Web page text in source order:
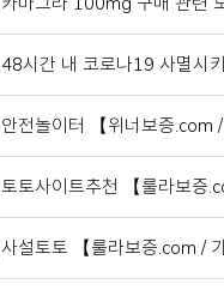
48시간 내 코로나19 사멸시
안전놀이터 【위너보증.com
토토사이트추천 【룰라보증
사설토토 【룰라보증.com /